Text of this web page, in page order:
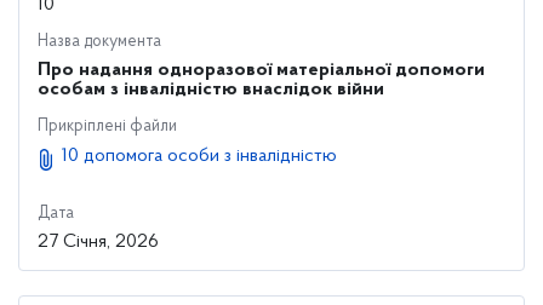
10
Назва документа
Про надання одноразової матеріальної допомоги
особам з інвалідністю внаслідок війни
Прикріплені файли
10 допомога особи з інвалідністю
Дата
27 Січня, 2026